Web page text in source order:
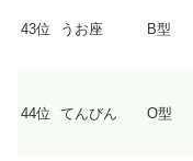
43位 うお座 B型
44位 てんびん O型